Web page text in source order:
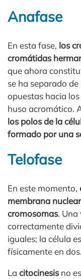
Anafase
En esta fase, los
cromátidas
que ahora
se ha separado
opuestas hacia
huso acromático.
los polos de la
formado por una
Telofase
En este momento,
membrana
cromosomas. Una
correctamente
iguales; la célula
físicamente en dos.
La citocinesisno